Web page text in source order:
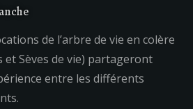
de l’arbre de vie en colère
et Sèves de vie) partageront
entre les différents